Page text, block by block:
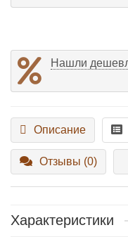
Нашли
Описание
Отзывы (0)
Характеристики